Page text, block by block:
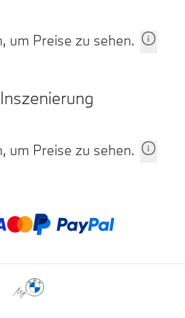
um Preise zu sehen.
um Preise zu sehen.